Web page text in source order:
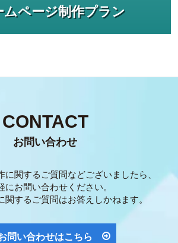
ムページ制作プラン
CONTACT
お問い合わせ
に関するご質問などございましたら、
にお問い合わせください。
するご質問はお答えしかねます。
問い合わせはこちら